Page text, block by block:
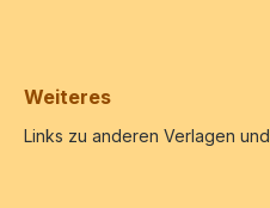
Weiteres
Links zu anderen Verlagen